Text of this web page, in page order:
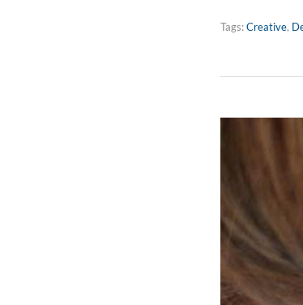
Tags:Creative,